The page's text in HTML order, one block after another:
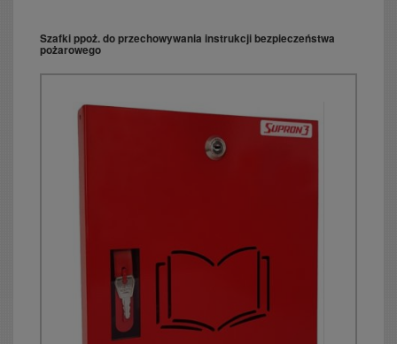
Szafki ppoż. do przechowywania instrukcji bezpieczeństwa
pożarowego